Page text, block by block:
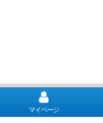
マイページ